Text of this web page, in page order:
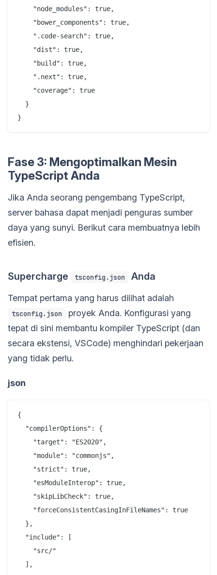
    "node_modules": true,
    "bower_components": true,
    ".code-search": true,
    "dist": true,
    "build": true,
    ".next": true,
    "coverage": true
  }
Fase 3: Mengoptimalkan Mesin
TypeScript Anda
Jika Anda seorang pengembang TypeScript,
server bahasa dapat menjadi penguras sumber
daya yang sunyi. Berikut cara membuatnya lebih
efisien.
Supercharge tsconfig.json Anda
Tempat pertama yang harus dilihat adalah
tsconfig.json
proyek Anda. Konfigurasi yang
tepat di sini membantu kompiler TypeScript (dan
secara ekstensi, VSCode) menghindari pekerjaan
yang tidak perlu.
json
{
  "compilerOptions": {
    "target": "ES2020",
    "module": "commonjs",
    "strict": true,
    "esModuleInterop": true,
    "skipLibCheck": true,
    "forceConsistentCasingInFileNames": true
  },
  "include": [
    "src/"
  ],